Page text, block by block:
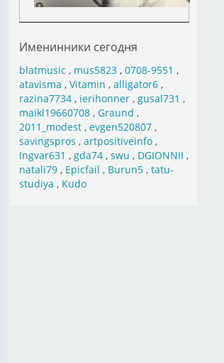
Именинники сегодня
blatmusic , mus5823, 0708-9551 ,
atavisma , Vitamin , alligator6,
razina7734, ierihonner, gusal731 ,
maikl19660708, Graund ,
2011_modest, evgen520807,
savingspros , artpositiveinfo,
Ingvar631 , gda74, swu , DGIONNII ,
natali79, Epicfail , Burun5, tatu-
studiya , Kudo